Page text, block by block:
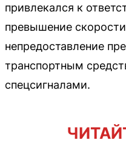
привлекался к
превышение
непредоставление
транспортным
спецсигналами.